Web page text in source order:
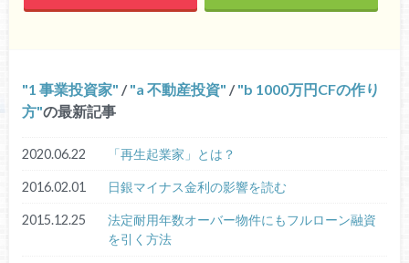
1 事業投資家 / a 不動産投資 / b 1000万円CFの作り
方 の最新記事
2020.06.22 「再生起業家」とは？
2016.02.01 日銀マイナス金利の影響を読む
2015.12.25
法定耐用年数オーバー物件にもフルローン融資
を引く方法